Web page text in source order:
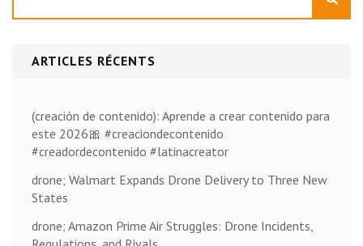
ARTICLES RÉCENTS
(creación de contenido): Aprende a crear contenido para
este 2026🎀 #creaciondecontenido
#creadordecontenido #latinacreator
drone; Walmart Expands Drone Delivery to Three New
States
drone; Amazon Prime Air Struggles: Drone Incidents,